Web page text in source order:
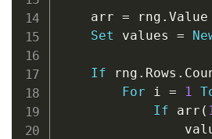
    arr
= rng . Value
Set values =
If rng . Rows .
For i = 1
If arr (